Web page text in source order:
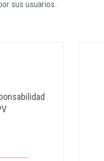
sus usuarios.